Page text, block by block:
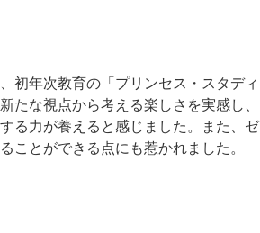
初年次教育の「プリンセス・スタディ
たな視点から考える楽しさを実感し、
る力が養えると感じました。また、ゼ
ことができる点にも惹かれました。